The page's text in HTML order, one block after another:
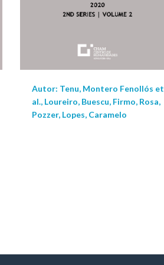
Autor: Tenu, Montero Fenollós et
al., Loureiro, Buescu, Firmo, Rosa,
Pozzer, Lopes, Caramelo